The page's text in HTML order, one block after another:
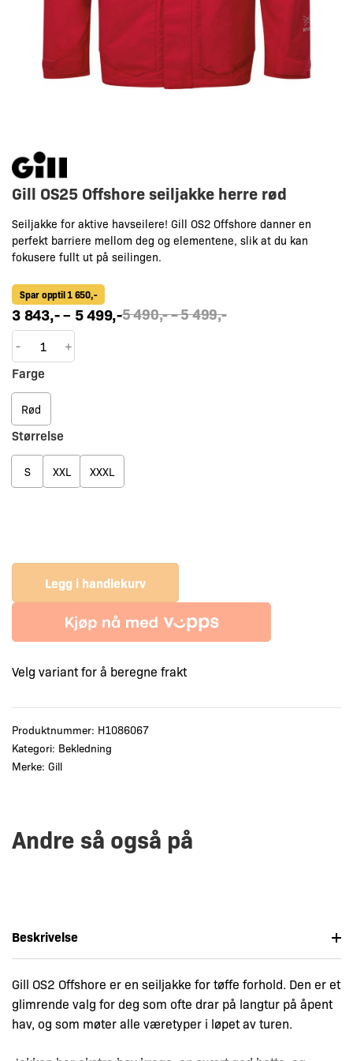
Gill OS25 Offshore seiljakke herre rød
Seiljakke for aktive havseilere! Gill OS2 Offshore danner en
perfekt barriere mellom deg og elementene, slik at du kan
fokusere fullt ut på seilingen.
Spar opptil 1 650,-
3 843,-– 5 499,-Prisområde:
5 490,-–5 499,-Prisområde:
OS25
Offshore
seiljakke
herre
antall
- +
Farge
Rød
Størrelse
S XXL XXXL
Legg i handlekurv
Velg variant for å beregne frakt
Produktnummer: H1086067
Kategori: Bekledning
Merke: Gill
Andre så også på
Beskrivelse
Gill OS2 Offshore er en seiljakke for tøffe forhold. Den er et
glimrende valg for deg som ofte drar på langtur på åpent
hav, og som møter alle væretyper i løpet av turen.